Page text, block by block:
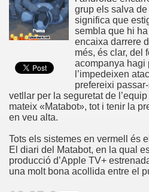
grup els salva de
significa que
sembla que hi
encaixa darrere
més, és clar, del
acompanya hagi
l’impedeixen
prefereixi
vetllar per la seguretat de
mateix «Matabot», tot i tenir la
en veu alta.
Tots els sistemes en vermell és
El diari del Matabot, en la qual
producció d’Apple TV+
una molt bona acollida entre el